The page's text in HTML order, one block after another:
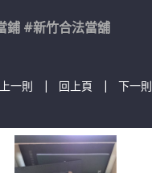
鋪 #新竹合法當舖
上一則 | 回上頁 | 下一則